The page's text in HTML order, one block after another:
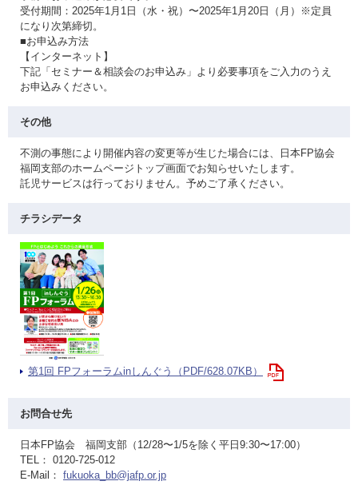
受付期間：2025年1月1日（水・祝）〜2025年1月20日（月）※定員
になり次第締切。
■お申込み方法
【インターネット】
下記「セミナー＆相談会のお申込み」より必要事項をご入力のうえ
お申込みください。
その他
不測の事態により開催内容の変更等が生じた場合には、日本FP協会
福岡支部のホームページトップ画面でお知らせいたします。
託児サービスは行っておりません。予めご了承ください。
チラシデータ
第1回 FPフォーラムinしんぐう（PDF/628.07KB）
お問合せ先
日本FP協会 福岡支部（12/28〜1/5を除く平日9:30〜17:00）
TEL： 0120-725-012
E-Mail： fukuoka_bb@jafp.or.jp